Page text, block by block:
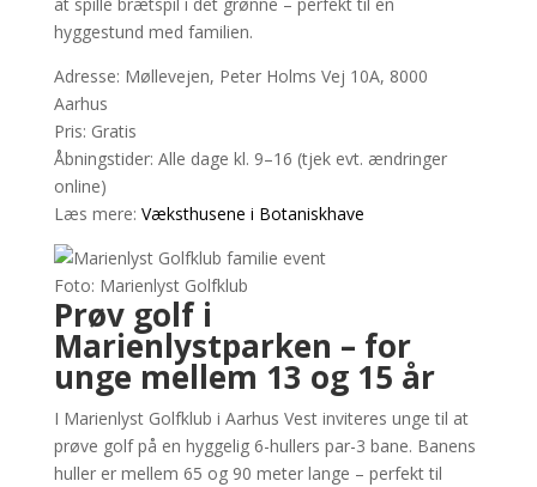
hyggestund med familien.
Adresse: Møllevejen, Peter Holms Vej 10A, 8000
Aarhus
Pris: Gratis
Åbningstider: Alle dage kl. 9–16 (tjek evt. ændringer
online)
Læs mere: Væksthusene i Botaniskhave
Foto: Marienlyst Golfklub
Prøv golf i
Marienlystparken – for
unge mellem 13 og 15 år
I Marienlyst Golfklub i Aarhus Vest inviteres unge til at
prøve golf på en hyggelig 6-hullers par-3 bane. Banens
huller er mellem 65 og 90 meter lange – perfekt til